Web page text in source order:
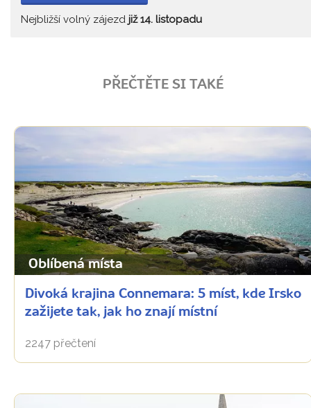
Nejbližší volný zájezd již 14. listopadu
PŘEČTĚTE SI TAKÉ
Oblíbená místa
Divoká krajina Connemara: 5 míst, kde Irsko
zažijete tak, jak ho znají místní
2247 přečtení